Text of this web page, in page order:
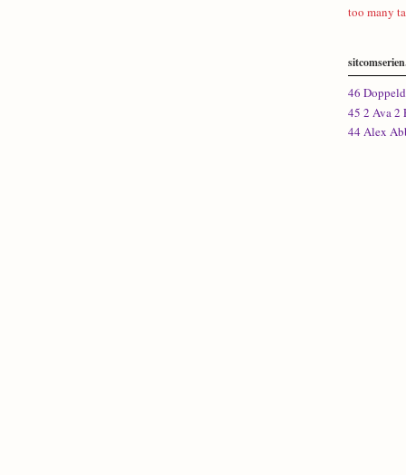
too many
46
45 2 Ava 2
44 Alex